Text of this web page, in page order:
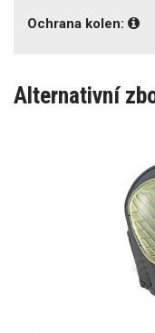
Ochrana kolen:
Alternativní